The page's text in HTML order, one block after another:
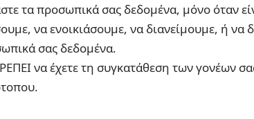
τα προσωπικά σας δεδομένα, μόνο όταν
να ενοικιάσουμε, να διανείμουμε, ή
σας δεδομένα.
να έχετε τη συγκατάθεση των γονέων